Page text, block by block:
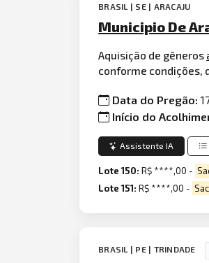
BRASIL | SE | ARACAJU
Municipio De
Aquisição de gêneros
conforme condições,
Data do Pregão:
Início do
Assistente IA
Lote 150:R$ ****,00 -
Lote 151:R$ ****,00 -
BRASIL | PE | TRINDADE